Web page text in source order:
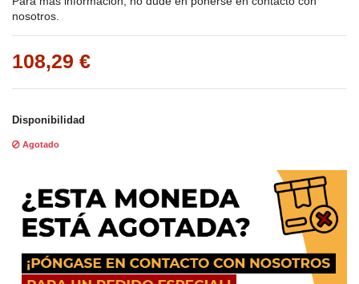
nosotros.
108,29 €
Disponibilidad
Agotado